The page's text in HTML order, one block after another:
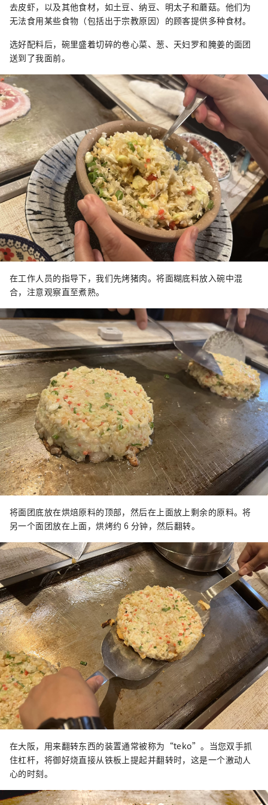
去皮虾，以及其他食材，如土豆、纳豆、明太子和蘑菇。他们为
无法食用某些食物（包括出于宗教原因）的顾客提供多种食材。
选好配料后，碗里盛着切碎的卷心菜、葱、天妇罗和腌姜的面团
送到了我面前。
在工作人员的指导下，我们先烤猪肉。将面糊底料放入碗中混
合，注意观察直至煮熟。
将面团底放在烘焙原料的顶部，然后在上面放上剩余的原料。将
另一个面团放在上面，烘烤约 6 分钟，然后翻转。
在大阪，用来翻转东西的装置通常被称为“teko”。当您双手抓
住杠杆，将御好烧直接从铁板上提起并翻转时，这是一个激动人
心的时刻。